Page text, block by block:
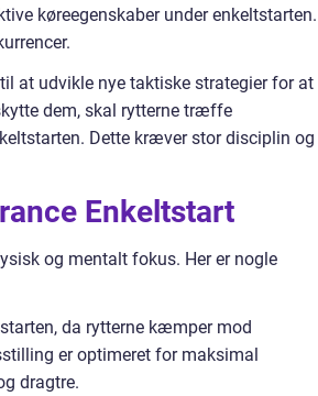
køreegenskaber under enkeltstarten.
at udvikle nye taktiske strategier for at
dem, skal rytterne træffe
Dette kræver stor disciplin og
Enkeltstart
og mentalt fokus. Her er nogle
da rytterne kæmper mod
er optimeret for maksimal
dragtre.